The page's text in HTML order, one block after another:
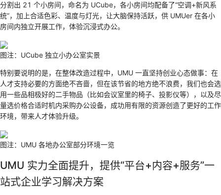
分割出 21 个小房间，命名为 UCube，各小房间均配备了“空调+新风系
统”，加上合适色彩、温度与灯光，让大脑保持活跃，供 UMUer 在各小
房间内独立开展工作，体验沉浸式办公。
图注：UCube 独立小办公室实景
特别要说明的是，在整体改造过程中，UMU 一直坚持创业心态做事：在
人才支持必要的方面绝不吝啬，但在该节省的地方绝不浪费，我们也会选
用一些品相极好的二手物品（比如会议室里的椅子、投影仪等），以及尽
量选价格合适时机内采购办公设备，成功用有限的资源创造了更好的工作
环境，带来人才体验升级。
图注：UMU 各地办公室部分环境一览
UMU 实力全面提升，提供“平台+内容+服务”一
站式企业学习解决方案